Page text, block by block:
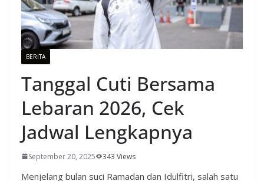
BERITA
Tanggal Cuti Bersama
Lebaran 2026, Cek
Jadwal Lengkapnya
September 20, 2025 343 Views
Menjelang bulan suci Ramadan dan Idulfitri, salah satu